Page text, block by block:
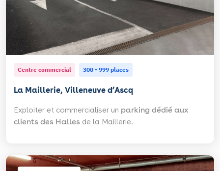
Centre commercial 300 - 999 places
La Maillerie, Villeneuve d’Ascq
Exploiter et commercialiser un parking dédié aux
clients des Halles de la Maillerie.